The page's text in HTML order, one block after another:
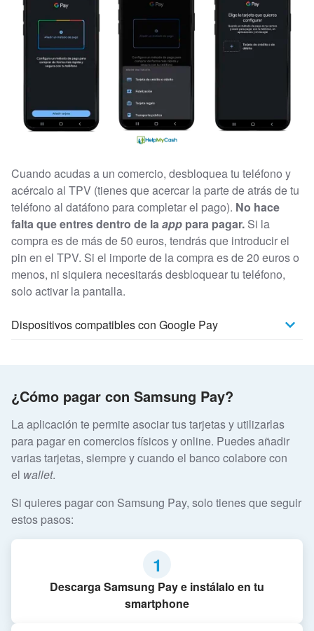
Cuando acudas a un comercio, desbloquea tu teléfono y
acércalo al TPV (tienes que acercar la parte de atrás de tu
teléfono al datáfono para completar el pago). No hace
falta que entres dentro de laapp para pagar. Si la
compra es de más de 50 euros, tendrás que introducir el
pin en el TPV. Si el importe de la compra es de 20 euros o
menos, ni siquiera necesitarás desbloquear tu teléfono,
solo activar la pantalla.
Dispositivos compatibles con Google Pay
¿Cómo pagar con Samsung Pay?
La aplicación te permite asociar tus tarjetas y utilizarlas
para pagar en comercios físicos y online. Puedes añadir
varias tarjetas, siempre y cuando el banco colabore con
el wallet.
Si quieres pagar con Samsung Pay, solo tienes que seguir
estos pasos:
1
Descarga Samsung Pay e instálalo en tu
smartphone